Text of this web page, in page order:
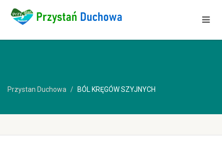
Przystan Duchowa BÓL KRĘGÓW SZYJNYCH